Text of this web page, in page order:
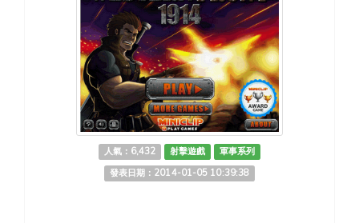
人氣：6,432 射擊遊戲
軍事系列
發表日期：2014-01-05 10:39:38